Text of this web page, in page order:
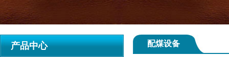
产品中心 配煤设备